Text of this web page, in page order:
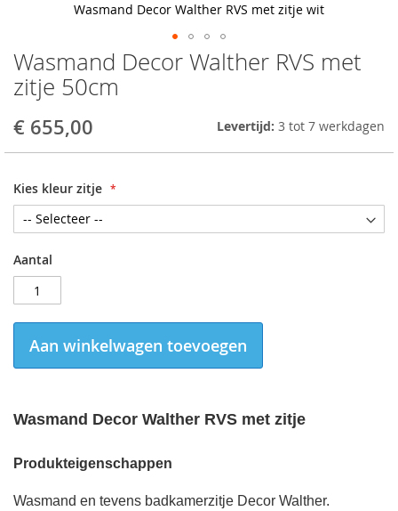
Wasmand Decor Walther RVS met
zitje 50cm
€ 655,00 Levertijd: 3 tot 7 werkdagen
Kies kleur zitje
Aantal
Aan winkelwagen toevoegen
Wasmand Decor Walther RVS met zitje
Produkteigenschappen
Wasmand en tevens badkamerzitje Decor Walther.
Wasmand Decor Walther RVS met zitje wit
Skip
to
the
of
gallery